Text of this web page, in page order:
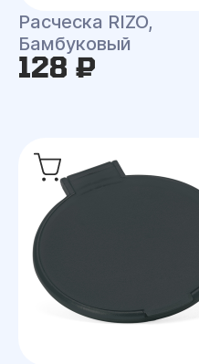
Расческа RIZO,
Бамбуковый
128 ₽